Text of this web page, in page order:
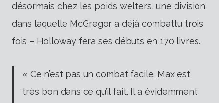
désormais chez les poids welters, une division
dans laquelle McGregor a déjà combattu trois
fois – Holloway fera ses débuts en 170 livres.
« Ce n’est pas un combat facile. Max est
très bon dans ce qu’il fait. Il a évidemment